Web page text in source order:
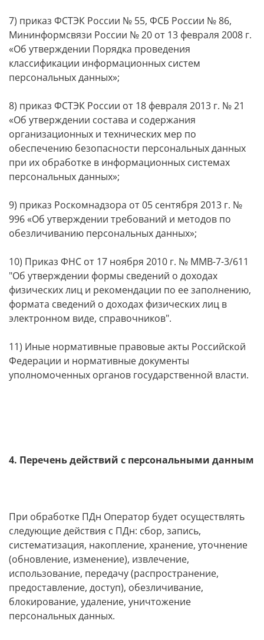
7) приказ ФСТЭК России № 55, ФСБ России № 86,
Мининформсвязи России № 20 от 13 февраля 2008 г.
«Об утверждении Порядка проведения
классификации информационных систем
персональных данных»;
8) приказ ФСТЭК России от 18 февраля 2013 г. № 21
«Об утверждении состава и содержания
организационных и технических мер по
обеспечению безопасности персональных данных
при их обработке в информационных системах
персональных данных»;
9) приказ Роскомнадзора от 05 сентября 2013 г. №
996 «Об утверждении требований и методов по
обезличиванию персональных данных»;
10) Приказ ФНС от 17 ноября 2010 г. № ММВ-7-3/611
"Об утверждении формы сведений о доходах
физических лиц и рекомендации по ее заполнению,
формата сведений о доходах физических лиц в
электронном виде, справочников".
11) Иные нормативные правовые акты Российской
Федерации и нормативные документы
уполномоченных органов государственной власти.
4. Перечень действий с персональными данным
При обработке ПДн Оператор будет осуществлять
следующие действия с ПДн: сбор, запись,
систематизация, накопление, хранение, уточнение
(обновление, изменение), извлечение,
использование, передачу (распространение,
предоставление, доступ), обезличивание,
блокирование, удаление, уничтожение
персональных данных.